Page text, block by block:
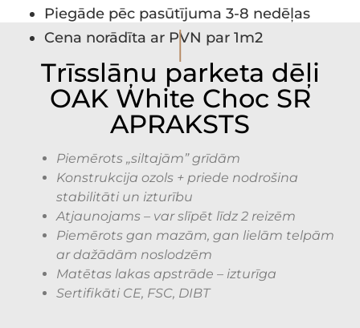
Piegāde pēc pasūtījuma 3-8 nedēļas
Cena norādīta ar PVN par 1m2
I
Trīsslāņu parketa dēļi
OAK White Choc SR
APRAKSTS
Piemērots „siltajām” grīdām
Konstrukcija ozols + priede nodrošina
stabilitāti un izturību
Atjaunojams – var slīpēt līdz 2 reizēm
Piemērots gan mazām, gan lielām telpām
ar dažādām noslodzēm
Matētas lakas apstrāde – izturīga
Sertifikāti CE, FSC, DIBT